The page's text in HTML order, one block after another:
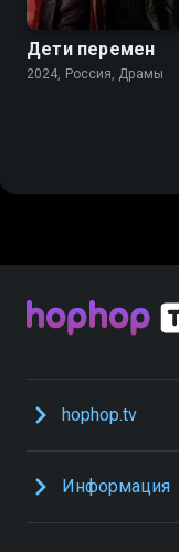
Дети перемен
2024, Россия, Драмы
hophop.tv
Информация